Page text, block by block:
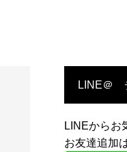
LINE＠
LINEからお
お友達追加